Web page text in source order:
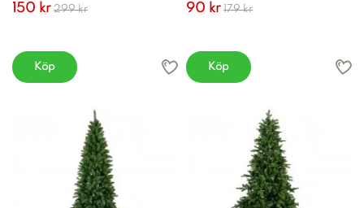
150 kr 299 kr
Köp
90 kr 179 kr
Köp